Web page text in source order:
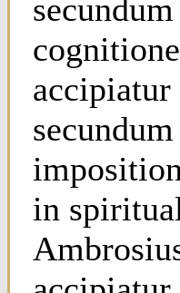
in